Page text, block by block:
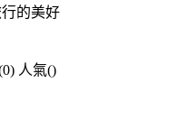
的美好
人氣()